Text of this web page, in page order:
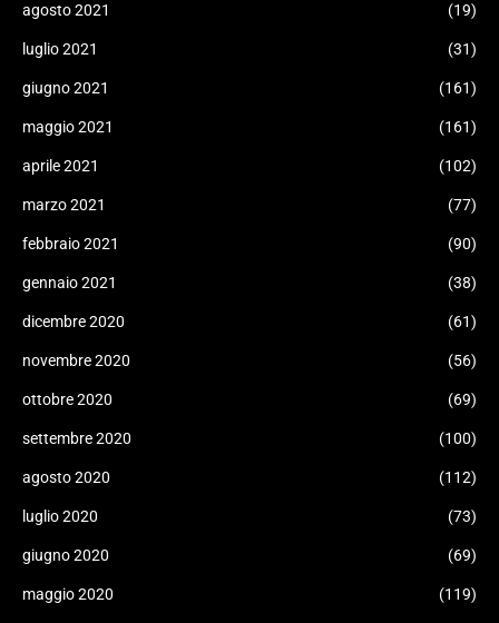
agosto 2021 (19)
luglio 2021 (31)
giugno 2021 (161)
maggio 2021 (161)
aprile 2021 (102)
marzo 2021 (77)
febbraio 2021 (90)
gennaio 2021 (38)
dicembre 2020 (61)
novembre 2020 (56)
ottobre 2020 (69)
settembre 2020 (100)
agosto 2020 (112)
luglio 2020 (73)
giugno 2020 (69)
maggio 2020 (119)